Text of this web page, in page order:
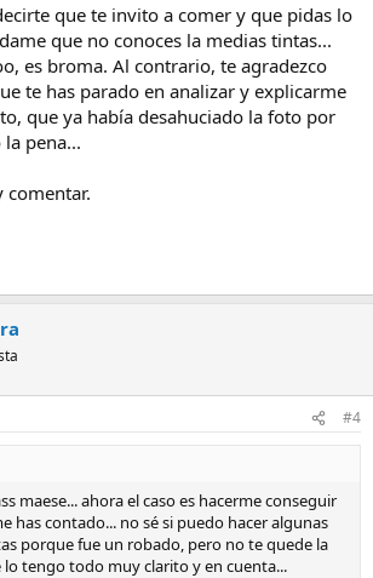
que te invito a comer y que pidas lo
que no conoces la medias tintas...
es broma. Al contrario, te agradezco
te has parado en analizar y explicarme
que ya había desahuciado la foto por
pena...
comentar.
#4
maese... ahora el caso es hacerme conseguir
has contado... no sé si puedo hacer algunas
porque fue un robado, pero no te quede la
tengo todo muy clarito y en cuenta...